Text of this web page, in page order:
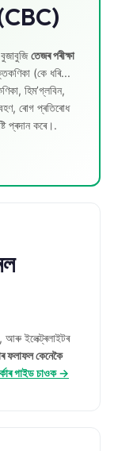
(CBC)
বুজাবুজিতেজৰ পৰীক্ষা
(কে ধৰি...
হিম’গ্লবিন,
ৰোগ প্ৰতিৰোধ
প্ৰদান কৰে।.
আৰু ইলেক্ট্ৰলাইটৰ
ফলাফল কেনেকৈ
গাইড চাওক →